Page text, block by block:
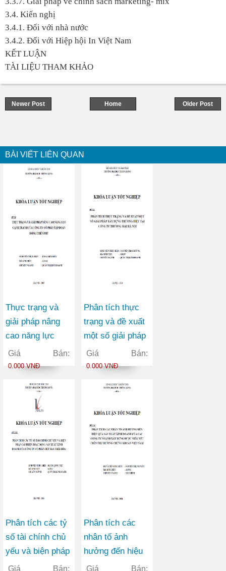
3.4. Kiến nghị
3.4.1. Đối với nhà nước
3.4.2. Đối với Hiệp hội In Việt Nam
KẾT LUẬN
TÀI LIỆU THAM KHẢO
Newer Post Older Post
Home
BÀI VIẾT LIÊN QUAN
Thực trạng và
giải pháp nâng
cao năng lực
cạnh tranh của
Công ty Cổ phần
Thiên Phú
Giá Bán:
0.000 VNĐ
Phân tích thực
trạng và đề xuất
một số giải pháp
xây dựng thương
hiệu tại Công ty
Giá Bán:
0.000 VNĐ
Phân tích các tỷ
số tài chính chủ
yếu và biện pháp
cải thiện hoạt
Giá Bán:
Phân tích các
nhân tố ảnh
hưởng đến hiệu
quả sản xuất kinh
Giá Bán: